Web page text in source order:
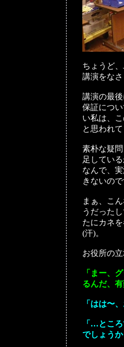
ちょうど
講演をなさ
講演の最
保証につ
い私は、
と思われ
素朴な疑
足してい
なんで、
きないので
まぁ、こ
うだった
たにカネ
(汗)。
お役所の立
「まー、
るんだ、有
「はは〜
「…とこ
でしょうか